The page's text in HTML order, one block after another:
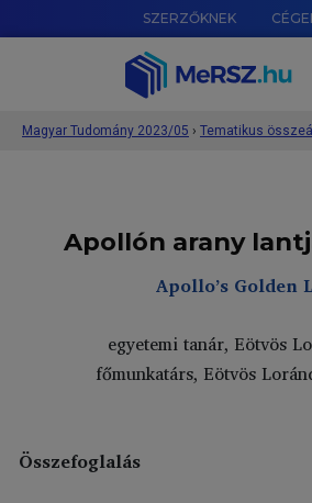
SZERZŐKNEK
Magyar Tudomány 2023/05 ›
Apollón arany
Apollo’s Golden
egyetemi tanár, Eötvös
főmunkatárs, Eötvös
Összefoglalás